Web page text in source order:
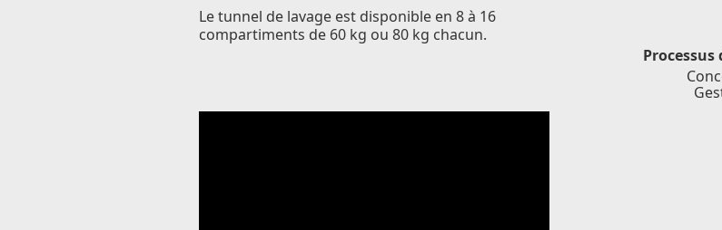
Le tunnel de lavage est disponible en 8 à 16
compartiments de 60 kg ou 80 kg chacun.